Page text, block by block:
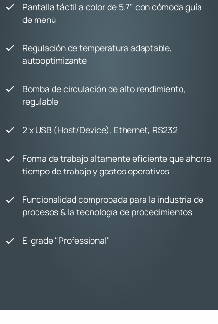
Pantalla táctil a color de 5.7" con cómoda guía
de menú
Regulación de temperatura adaptable,
autooptimizante
Bomba de circulación de alto rendimiento,
regulable
2 x USB (Host/Device), Ethernet, RS232
Forma de trabajo altamente eficiente que ahorra
tiempo de trabajo y gastos operativos
Funcionalidad comprobada para la industria de
procesos & la tecnología de procedimientos
E-grade "Professional"